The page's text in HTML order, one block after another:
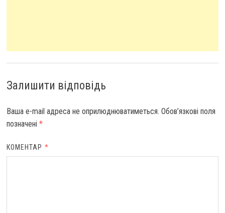
Залишити відповідь
Ваша e-mail адреса не оприлюднюватиметься. Обов’язкові поля
позначені *
КОМЕНТАР *